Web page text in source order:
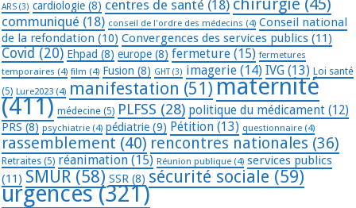
ARS (3) cardiologie (8) centres de santé (18) chirurgie (45)
communiqué (18) conseil de l'ordre des médecins (4) Conseil national
de la refondation (10) Convergences des services publics (11)
Covid (20) Ehpad (8) europe (8) fermeture (15) fermetures
temporaires (4) film (4) Fusion (8) GHT(3) imagerie (14) IVG (13) Loi santé
(5) Lure2023 (4) manifestation (51) maternité
(411) médecine (5) PLFSS (28) politique du médicament (12)
PRS (8) psychiatrie (4) pédiatrie (9) Pétition (13) questionnaire (4)
rassemblement (40) rencontres nationales (36)
Retraites (5) réanimation (15) Réunion publique (4) services publics
(11) SMUR (58) SSR (8) sécurité sociale (59)
urgences(321)